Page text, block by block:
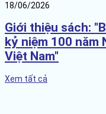
18/06/2026
Giới thiệu sách:
kỷ niệm 100 năm
Việt Nam"
Xem tất cả